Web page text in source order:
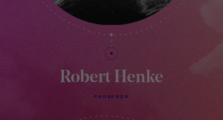
Robert Henke
PHOSPHOR